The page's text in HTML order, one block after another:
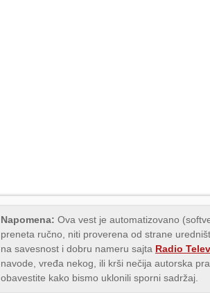
Napomena: Ova vest je automatizovano
preneta ručno, niti proverena od strane
na savesnost i dobru nameru sajta Radio
navode, vređa nekog, ili krši nečija autorska
obavestite kako bismo uklonili sporni sadržaj.